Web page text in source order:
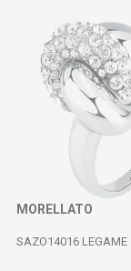
MORELLATO
SAZO14016 LEGAME